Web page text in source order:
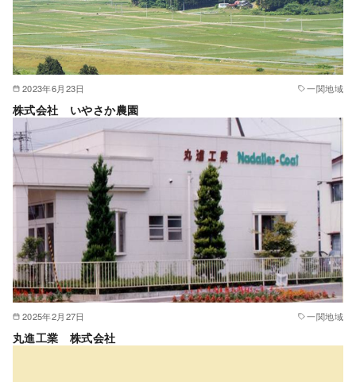
2023年6月23日 一関地域
株式会社 いやさか農園
2025年2月27日 一関地域
丸進工業 株式会社